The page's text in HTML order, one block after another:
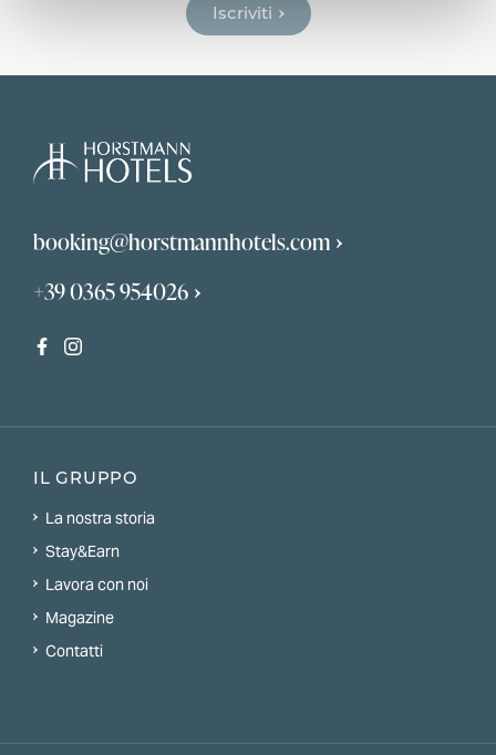
Iscriviti
booking@horstmannhotels.com
+39 0365 954026
IL GRUPPO
La nostra storia
Stay&Earn
Lavora con noi
Magazine
Contatti